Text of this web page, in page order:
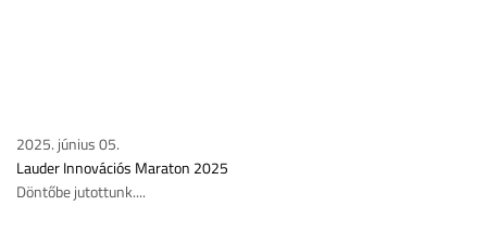
2025. június 05.
Lauder Innovációs Maraton 2025
Döntőbe jutottunk....